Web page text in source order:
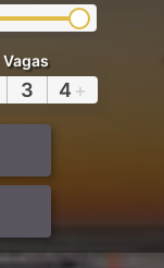
Vagas
3 4 +